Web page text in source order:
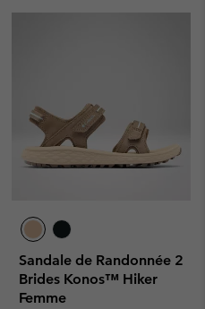
Sandale de Randonnée 2
Brides Konos™ Hiker
Femme